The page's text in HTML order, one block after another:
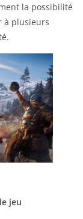
la possibilité
à plusieurs
jeu